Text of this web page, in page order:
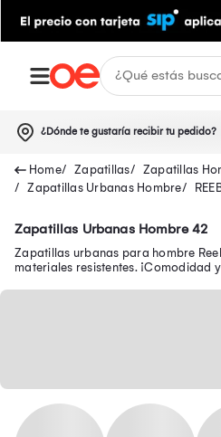
¿Dónde te gustaría recibir tu pedido?
Zapatillas
Zapatillas
Zapatillas Urbanas Hombre
Zapatillas Urbanas Hombre 42
Zapatillas urbanas para hombre
materiales resistentes. ¡Comodidad